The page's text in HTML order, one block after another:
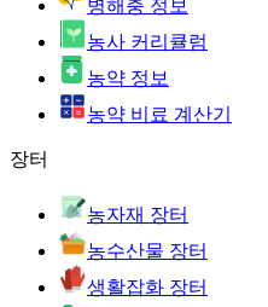
병해충 정보
농사 커리큘럼
농약 정보
농약 비료 계산기
장터
농자재 장터
농수산물 장터
생활잡화 장터